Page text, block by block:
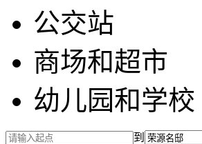
公交站
商场和超市
幼儿园和学校
到